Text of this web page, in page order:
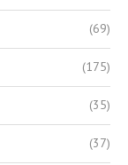
(69)
(175)
(35)
(37)